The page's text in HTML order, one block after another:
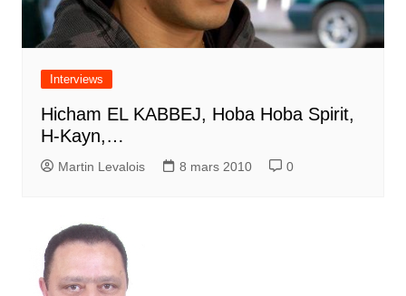
Interviews
Hicham EL KABBEJ, Hoba Hoba Spirit,
H-Kayn,…
Martin Levalois 8 mars 2010 0